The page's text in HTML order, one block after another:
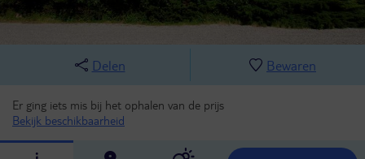
Delen Bewaren
Er ging iets mis bij het ophalen van de prijs
Bekijk beschikbaarheid